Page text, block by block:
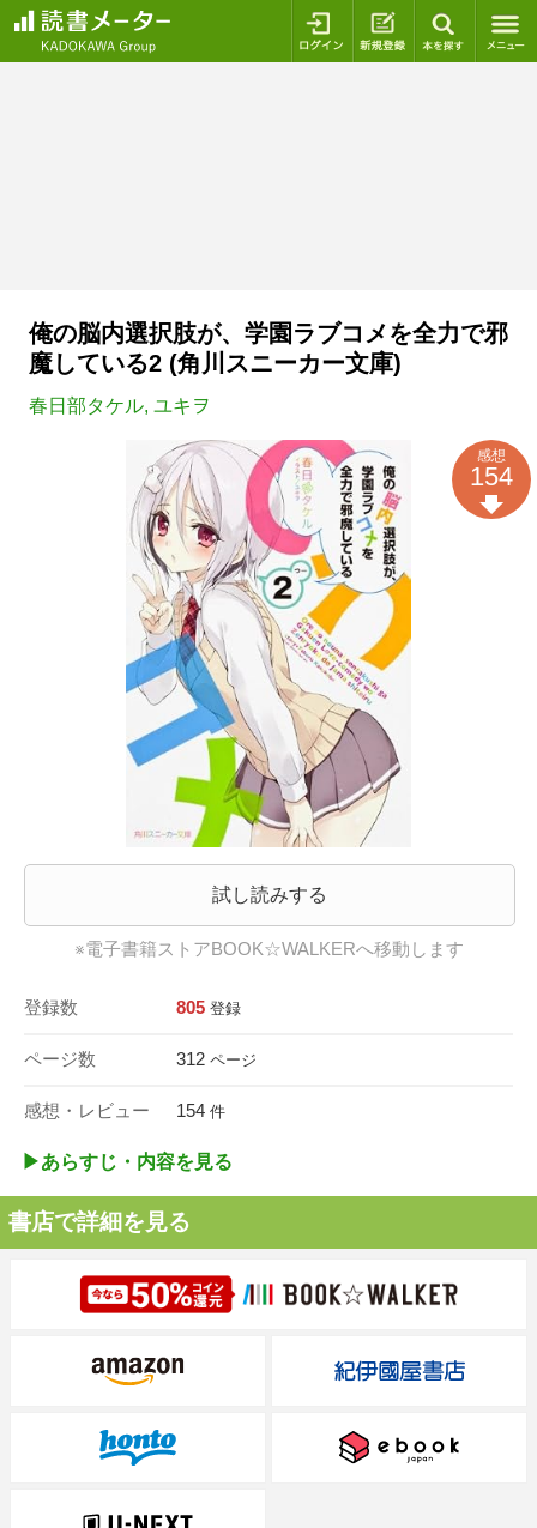
ログイン 新規登録
俺の脳内選択肢が、学園ラブコメを全力で邪
魔している2 (角川スニーカー文庫)
春日部タケル, ユキヲ
試し読みする
※電子書籍ストアBOOK☆WALKERへ移動します
登録数 805 登録
ページ数 312 ページ
感想・レビュー 154 件
感想
154
▶︎あらすじ・内容を見る
書店で詳細を見る